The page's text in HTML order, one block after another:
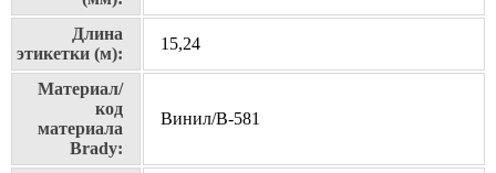
Длина
этикетки (м):
15,24
Материал/
код
материала
Brady:
Винил/В-581